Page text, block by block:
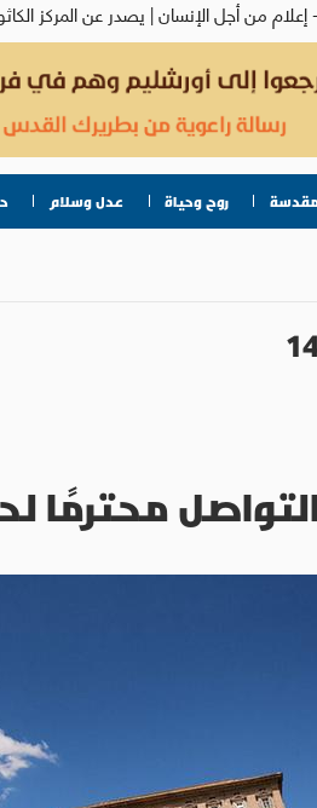
روح وحياة عدل وسلام
محترمًا